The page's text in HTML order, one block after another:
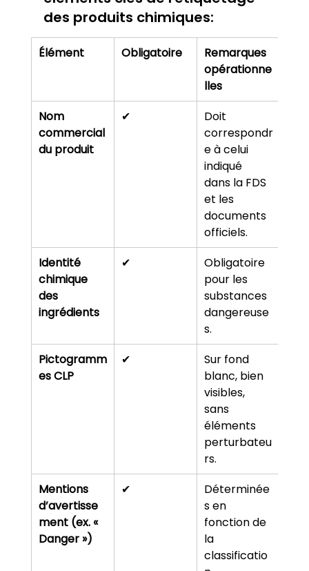
des produits chimiques:
Élément Obligatoire
Remarques
opérationne
lles
Nom
commercial
du produit
✔
Doit
correspondr
e à celui
indiqué
dans la FDS
et les
documents
officiels.
Identité
chimique
des
ingrédients
✔
Obligatoire
pour les
substances
dangereuse
s.
Pictogramm
es CLP
✔
Sur fond
blanc, bien
visibles,
sans
éléments
perturbateu
rs.
Mentions
d’avertisse
ment (ex. «
Danger »)
✔
Déterminée
s en
fonction de
la
classificatio